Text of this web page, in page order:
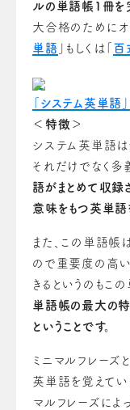
ルの単語帳1冊を
大合格のためにオ
単語 」もしくは「 百
「システム英単語」
＜特徴＞
システム英単語は
それだけでなく多
語がまとめて収録
意味をもつ英単語
また、この単語
ので重要度の高
きるというのもこ
単語帳の最大の特
ということです。
ミニマルフレーズ
英単語を覚えてい
マルフレーズに